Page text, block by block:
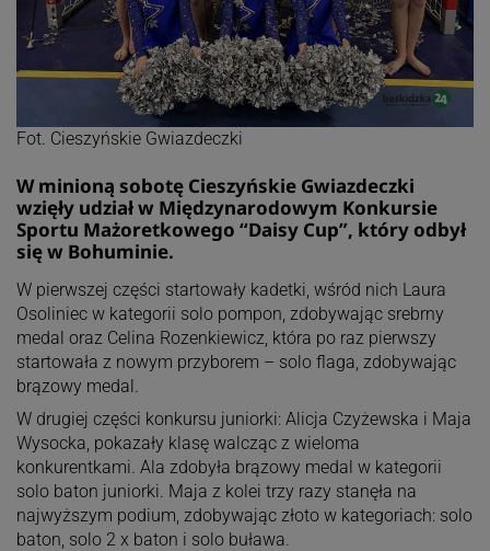
Fot. Cieszyńskie Gwiazdeczki
W minioną sobotę Cieszyńskie Gwiazdeczki
wzięły udział w Międzynarodowym Konkursie
Sportu Mażoretkowego “Daisy Cup”, który odbył
się w Bohuminie.
W pierwszej części startowały kadetki, wśród nich Laura
Osoliniec w kategorii solo pompon, zdobywając srebrny
medal oraz Celina Rozenkiewicz, która po raz pierwszy
startowała z nowym przyborem – solo flaga, zdobywając
brązowy medal.
W drugiej części konkursu juniorki: Alicja Czyżewska i Maja
Wysocka, pokazały klasę walcząc z wieloma
konkurentkami. Ala zdobyła brązowy medal w kategorii
solo baton juniorki. Maja z kolei trzy razy stanęła na
najwyższym podium, zdobywając złoto w kategoriach: solo
baton, solo 2 x baton i solo buława.